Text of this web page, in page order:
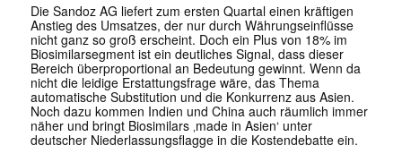
Die Sandoz AG liefert zum ersten Quartal einen kräftigen
Anstieg des Umsatzes, der nur durch Währungseinflüsse
nicht ganz so groß erscheint. Doch ein Plus von 18% im
Biosimilarsegment ist ein deutliches Signal, dass dieser
Bereich überproportional an Bedeutung gewinnt. Wenn da
nicht die leidige Erstattungsfrage wäre, das Thema
automatische Substitution und die Konkurrenz aus Asien.
Noch dazu kommen Indien und China auch räumlich immer
näher und bringt Biosimilars ‚made in Asien‘ unter
deutscher Niederlassungsflagge in die Kostendebatte ein.